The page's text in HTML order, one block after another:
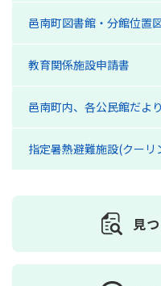
邑南町図書館・分館位置
教育関係施設申請書
邑南町内、各公民館だより
指定暑熱避難施設(クー
見